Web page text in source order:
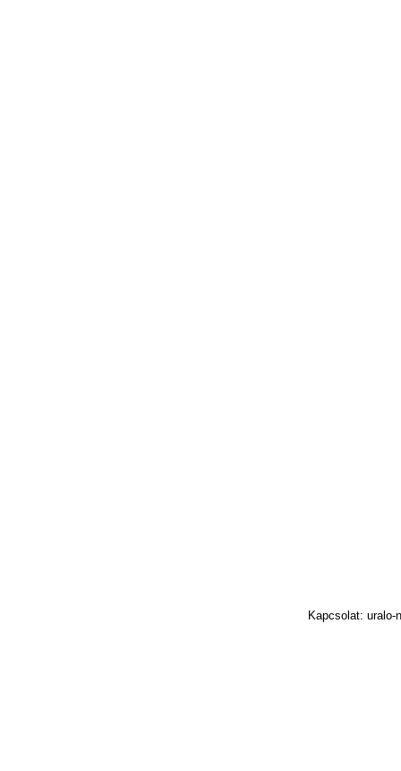
Kapcsolat: uralo-